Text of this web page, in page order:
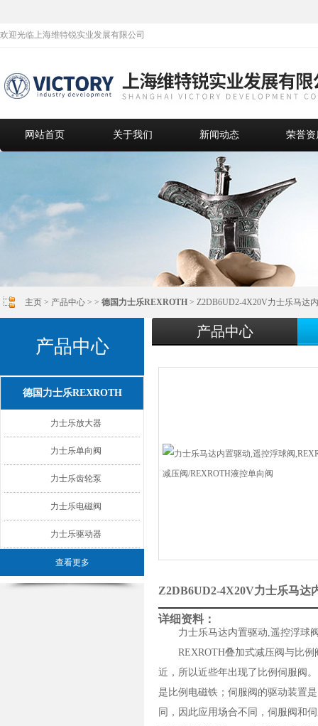
欢迎光临上海维特锐实业发展有限公司
网站首页 关于我们 新闻动态 荣誉资
主页 > 产品中心 > > 德国力士乐REXROTH > Z2DB6UD2-4X20V力士乐马达
产品中心
德国力士乐REXROTH
力士乐放大器
力士乐单向阀
力士乐齿轮泵
力士乐电磁阀
力士乐驱动器
查看更多
产品中心
Z2DB6UD2-4X20V力士乐马
详细资料：
力士乐马达内置驱动,遥控浮球阀
REXROTH叠加式减压阀与比例
近，所以近些年出现了比例伺服阀
是比例电磁铁；伺服阀的驱动装置
同，因此应用场合不同，伺服阀和